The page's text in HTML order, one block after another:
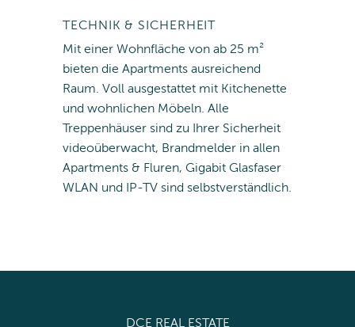
TECHNIK & SICHERHEIT
Mit einer Wohnfläche von ab 25 m²
bieten die Apartments ausreichend
Raum. Voll ausgestattet mit Kitchenette
und wohnlichen Möbeln. Alle
Treppenhäuser sind zu Ihrer Sicherheit
videoüberwacht, Brandmelder in allen
Apartments & Fluren, Gigabit Glasfaser
WLAN und IP-TV sind selbstverständlich.
DCE REAL ESTATE